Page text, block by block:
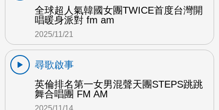
全球超人氣韓國女團TWICE首度台灣開
唱暖身派對 fm am
2025/11/21
尋歌啟事
英倫排名第一女男混聲天團STEPS跳跳
舞合唱團 FM AM
2025/11/14